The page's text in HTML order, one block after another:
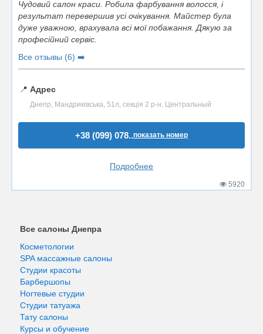
Чудовий салон краси. Робила фарбування волосся, і
результат перевершив усі очікування. Майстер була
дуже уважною, врахувала всі мої побажання. Дякую за
професійний сервіс.
Все отзывы (6) ➡️
📍 Адрес
Днепр, Мандриківська, 51л, секція 2 р-н. Центральный
+38 (099) 078..показать номер
Подробнее
5920
Все салоны Днепра
Косметологии
SPA массажные салоны
Студии красоты
Барбершопы
Ногтевые студии
Студии татуажа
Тату салоны
Курсы и обучение